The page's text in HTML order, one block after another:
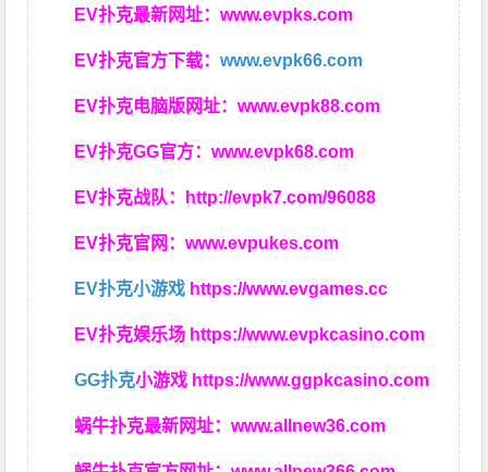
EV扑克最新网址：www.evpks.com
EV扑克官方下载：www.evpk66.com
EV扑克电脑版网址：www.evpk88.com
EV扑克GG官方：www.evpk68.com
EV扑克战队： http://evpk7.com/96088
EV扑克官网：www.evpukes.com
EV扑克小游戏 https://www.evgames.cc
EV扑克娱乐场 https://www.evpkcasino.com
GG扑克小游戏 https://www.ggpkcasino.com
蜗牛扑克最新网址：www.allnew36.com